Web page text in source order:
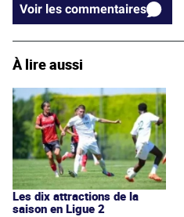
Voir les commentaires
À lire aussi
Les dix attractions de la
saison en Ligue 2